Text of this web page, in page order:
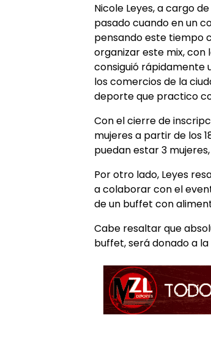
Nicole Leyes, a cargo
pasado cuando en un
pensando este tiempo
organizar este mix, con
consiguió rápidamente
los comercios de la
deporte que practico
Con el cierre de
mujeres a partir de los
puedan estar 3
Por otro lado, Leyes
a colaborar con el
de un buffet con
Cabe resaltar que
buffet, será donado a la